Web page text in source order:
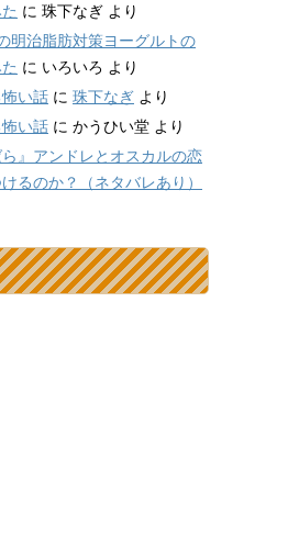
に 珠下なぎ より
明治脂肪対策ヨーグルトの
に いろいろ より
い話 に 珠下なぎ より
い話 に かうひい堂 より
ら』アンドレとオスカルの恋
るのか？（ネタバレあり）